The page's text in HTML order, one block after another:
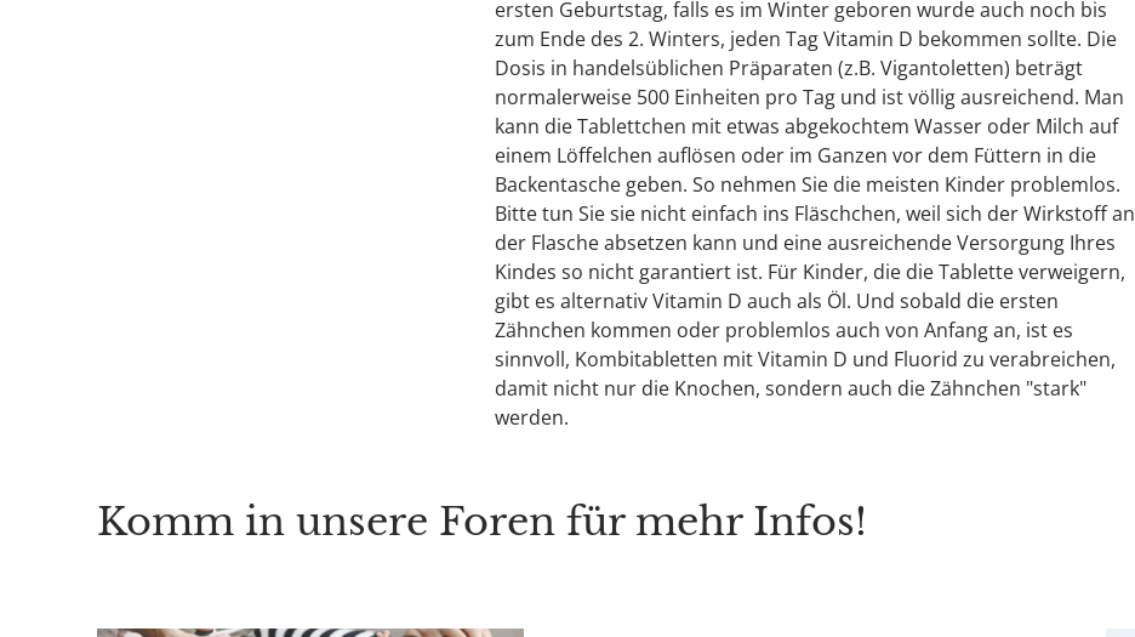
ersten Geburtstag, falls es im Winter geboren wurde auch noch bis
zum Ende des 2. Winters, jeden Tag Vitamin D bekommen sollte. Die
Dosis in handelsüblichen Präparaten (z.B. Vigantoletten) beträgt
normalerweise 500 Einheiten pro Tag und ist völlig ausreichend. Man
kann die Tablettchen mit etwas abgekochtem Wasser oder Milch auf
einem Löffelchen auflösen oder im Ganzen vor dem Füttern in die
Backentasche geben. So nehmen Sie die meisten Kinder problemlos.
Bitte tun Sie sie nicht einfach ins Fläschchen, weil sich der Wirkstoff an
der Flasche absetzen kann und eine ausreichende Versorgung Ihres
Kindes so nicht garantiert ist. Für Kinder, die die Tablette verweigern,
gibt es alternativ Vitamin D auch als Öl. Und sobald die ersten
Zähnchen kommen oder problemlos auch von Anfang an, ist es
sinnvoll, Kombitabletten mit Vitamin D und Fluorid zu verabreichen,
damit nicht nur die Knochen, sondern auch die Zähnchen "stark"
werden.
Komm in unsere Foren für mehr Infos!